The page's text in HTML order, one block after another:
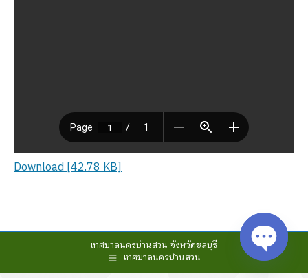
Download [42.78 KB]
เทศบาลนครบ้านสวน จังหวัดชลบุรี
เทศบาลนครบ้านสวน